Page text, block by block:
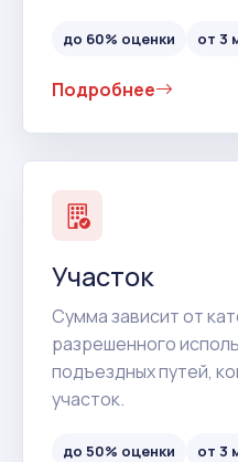
до 60% оценки от 3
Подробнее
Участок
Сумма зависит от
разрешенного
подъездных путей,
участок.
до 50% оценки от 3